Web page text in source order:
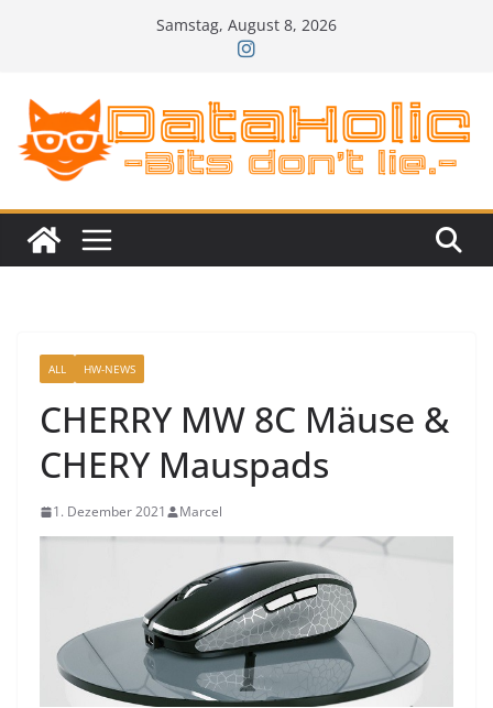
Samstag, August 8, 2026
ALL HW-NEWS
CHERRY MW 8C Mäuse &
CHERY Mauspads
1. Dezember 2021 Marcel